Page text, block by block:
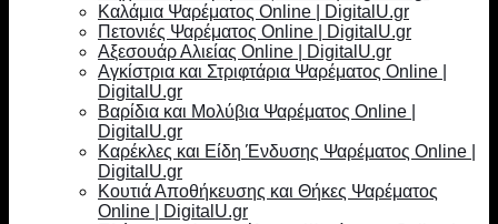
Καλάμια Ψαρέματος Online | DigitalU.gr
Πετονιές Ψαρέματος Online | DigitalU.gr
Αξεσουάρ Αλιείας Online | DigitalU.gr
Αγκίστρια και Στριφτάρια Ψαρέματος Online |
DigitalU.gr
Βαρίδια και Μολύβια Ψαρέματος Online |
DigitalU.gr
Καρέκλες και Είδη Ένδυσης Ψαρέματος Online |
DigitalU.gr
Κουτιά Αποθήκευσης και Θήκες Ψαρέματος
Online | DigitalU.gr